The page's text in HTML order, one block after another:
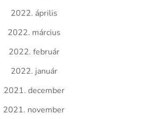
2022. április
2022. március
2022. február
2022. január
2021. december
2021. november